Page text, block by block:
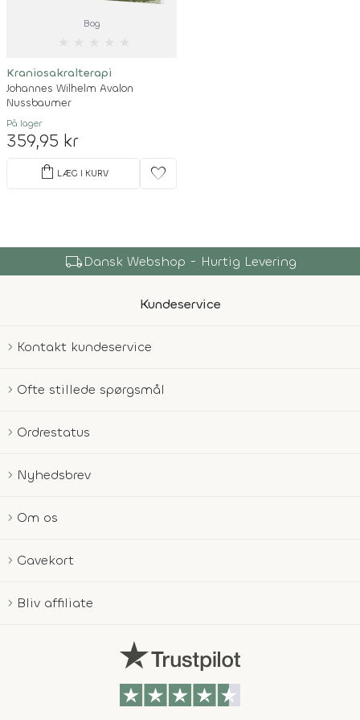
Bog
Kraniosakralterapi
Johannes Wilhelm Avalon
Nussbaumer
På lager
359,95 kr
shopping_bag LÆG I KURV favorite
local_shippingDansk Webshop - Hurtig Levering
Kundeservice
Kontakt kundeservice
Ofte stillede spørgsmål
Ordrestatus
Nyhedsbrev
Om os
Gavekort
Bliv affiliate